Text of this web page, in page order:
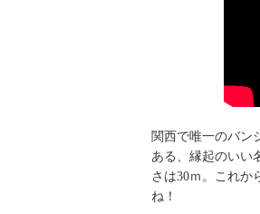
関西で唯一のバン
ある、縁起のいい
さは30ｍ。これか
ね！